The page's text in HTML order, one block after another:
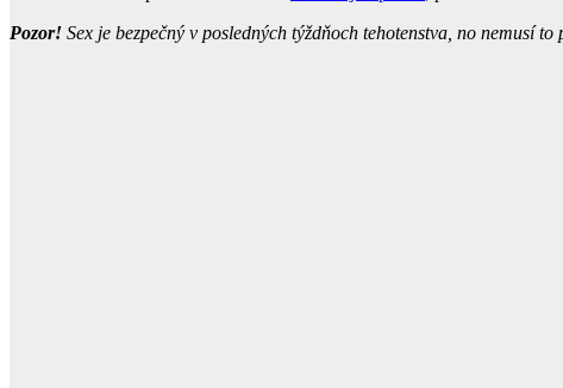
Pozor! Sex je bezpečný v posledných týždňoch tehotenstva, no nemusí